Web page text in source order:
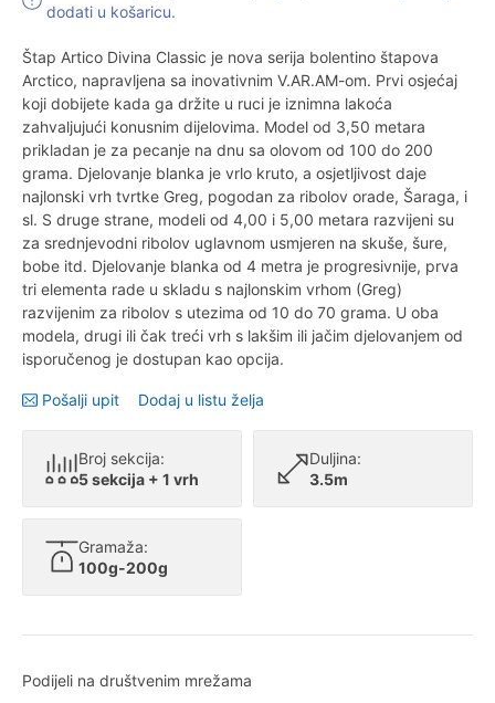
dodati u košaricu.
Štap Artico Divina Classic je nova serija bolentino štapova
Arctico, napravljena sa inovativnim V.AR.AM-om. Prvi osjećaj
koji dobijete kada ga držite u ruci je iznimna lakoća
zahvaljujući konusnim dijelovima. Model od 3,50 metara
prikladan je za pecanje na dnu sa olovom od 100 do 200
grama. Djelovanje blanka je vrlo kruto, a osjetljivost daje
najlonski vrh tvrtke Greg, pogodan za ribolov orade, Šaraga, i
sl. S druge strane, modeli od 4,00 i 5,00 metara razvijeni su
za srednjevodni ribolov uglavnom usmjeren na skuše, šure,
bobe itd. Djelovanje blanka od 4 metra je progresivnije, prva
tri elementa rade u skladu s najlonskim vrhom (Greg)
razvijenim za ribolov s utezima od 10 do 70 grama. U oba
modela, drugi ili čak treći vrh s lakšim ili jačim djelovanjem od
isporučenog je dostupan kao opcija.
Pošalji upit Dodaj u listu želja
Broj sekcija:
5 sekcija + 1 vrh
Duljina:
3.5m
Gramaža:
100g-200g
Podijeli na društvenim mrežama